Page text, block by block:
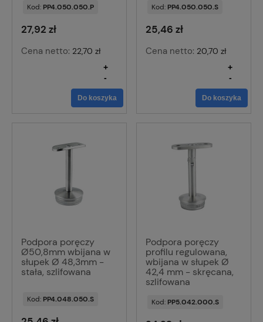
Kod: PP4.050.050.P
27,92 zł
Cena netto: 22,70 zł
-
+
Do koszyka
Kod: PP4.050.050.S
25,46 zł
Cena netto: 20,70 zł
-
+
Do koszyka
Podpora poręczy
Ø50,8mm wbijana w
słupek Ø 48,3mm -
stała, szlifowana
Kod: PP4.048.050.S
Podpora poręczy
profilu regulowana,
wbijana w słupek Ø
42,4 mm - skręcana,
szlifowana
Kod: PP5.042.000.S